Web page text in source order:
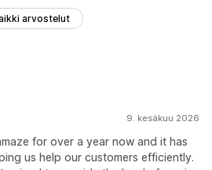
arvostelut
9. kesäkuu 2026
for over a year now and it has
us help our customers efficiently.